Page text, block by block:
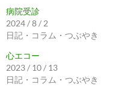
病院受診
2024 / 8 / 2
日記・コラム・つぶやき
心エコー
2023 / 10 / 13
日記・コラム・つぶやき